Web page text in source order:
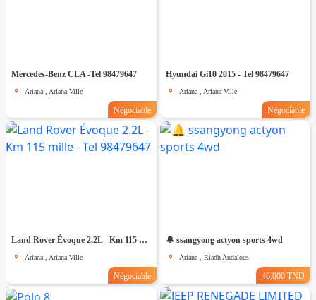
Mercedes-Benz CLA -Tel 98479647
Ariana , Ariana Ville
Négociable
Hyundai Gi10 2015 - Tel 98479647
Ariana , Ariana Ville
Négociable
Land Rover Évoque 2.2L - Km 115 mille - Tel 98479647
Ariana , Ariana Ville
Négociable
🔔 ssangyong actyon sports 4wd
Ariana , Riadh Andalous
46.000 TND